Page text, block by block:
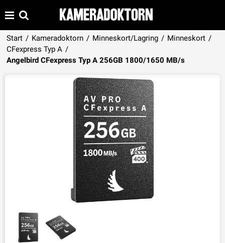
Start / Kameradoktorn / Minneskort/Lagring / Minneskort /
CFexpress Typ A /
Angelbird CFexpress Typ A 256GB 1800/1650 MB/s
Produkten har lagts i din varukorg
VISA VARUKORGEN TILL KASSAN